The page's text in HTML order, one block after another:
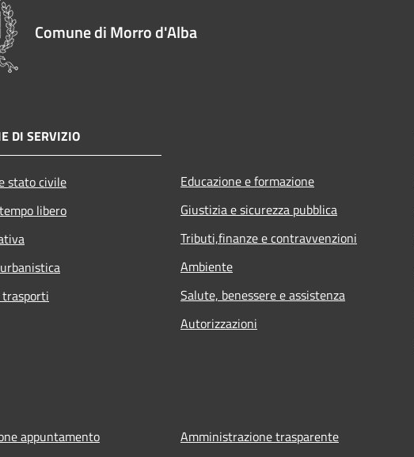
Comune di Morro d'Alba
DI SERVIZIO
stato civile
libero
Educazione e formazione
Giustizia e sicurezza pubblica
Tributi,finanze e contravvenzioni
Ambiente
Salute, benessere e assistenza
Autorizzazioni
appuntamento
Amministrazione trasparente